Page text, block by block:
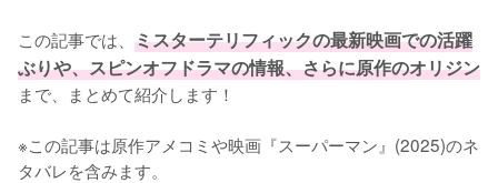
この記事では、 ミスターテリフィックの最新映画での活躍
ぶりや、スピンオフドラマの情報、さらに原作のオリジン
まで、まとめて紹介します！
※この記事は原作アメコミや映画『スーパーマン』(2025)のネ
タバレを含みます。